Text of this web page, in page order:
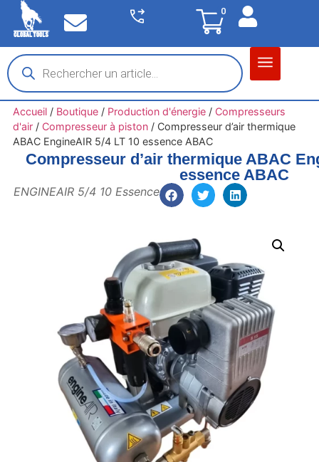
0
Accueil/ Boutique/ Production d'énergie/ Compresseurs
d'air/ Compresseur à piston/ Compresseur d’air thermique
ABAC EngineAIR 5/4 LT 10 essence ABAC
Compresseur d’air thermique ABAC
essence ABAC
ENGINEAIR 5/4 10 Essence